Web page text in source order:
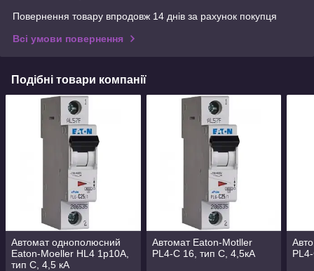
Повернення товару впродовж 14 днів за рахунок покупця
Всі умови повернення
Подібні товари компанії
Автомат однополюсний
Eaton-Moeller HL4 1p10А,
тип С, 4,5 кА
Автомат Eaton-Motller
PL4-C 16, тип С, 4,5кА